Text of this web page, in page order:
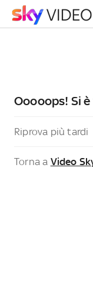
Ooooops! Si
Riprova più tardi
Torna a Video